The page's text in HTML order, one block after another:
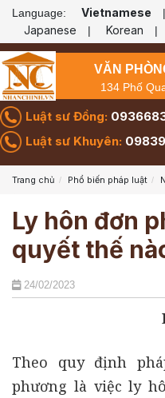
Language: Vietnamese |
Japanese | Korean |
VĂN
134 Phố
Luật sư Đồng:
Luật sư Khuyên:
Trang chủ Phổ biến pháp luật
Ly hôn đơn
quyết thế
24/02/2023
Theo quy định
phương là việc ly